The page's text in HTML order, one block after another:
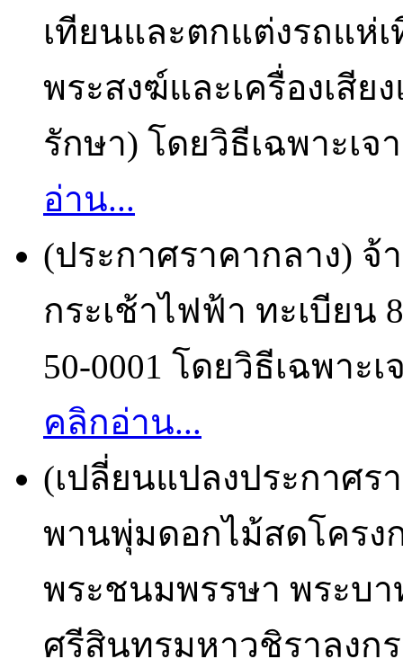
เทียนและตกแต่งรถแห่
พระสงฆ์และเครื่องเสี
รักษา) โดยวิธีเฉพาะเจ
อ่าน...
(ประกาศราคากลาง) จ้
กระเช้าไฟฟ้า ทะเบียน
50-0001 โดยวิธีเฉพาะ
คลิกอ่าน...
(เปลี่ยนแปลงประกาศร
พานพุ่มดอกไม้สดโครง
พระชนมพรรษา พระบ
ศรีสินทรมหาวชิราลงก